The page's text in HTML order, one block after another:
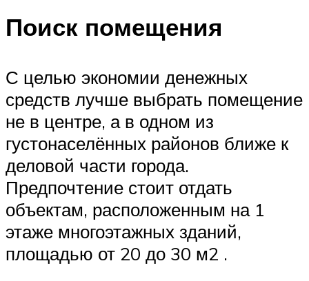
Поиск помещения
С целью экономии денежных
средств лучше выбрать помещение
не в центре, а в одном из
густонаселённых районов ближе к
деловой части города.
Предпочтение стоит отдать
объектам, расположенным на 1
этаже многоэтажных зданий,
площадью от 20 до 30 м2 .